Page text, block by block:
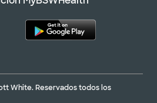
White. Reservados todos los